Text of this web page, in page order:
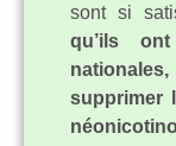
sont si
qu’ils
nationales,
supprimer